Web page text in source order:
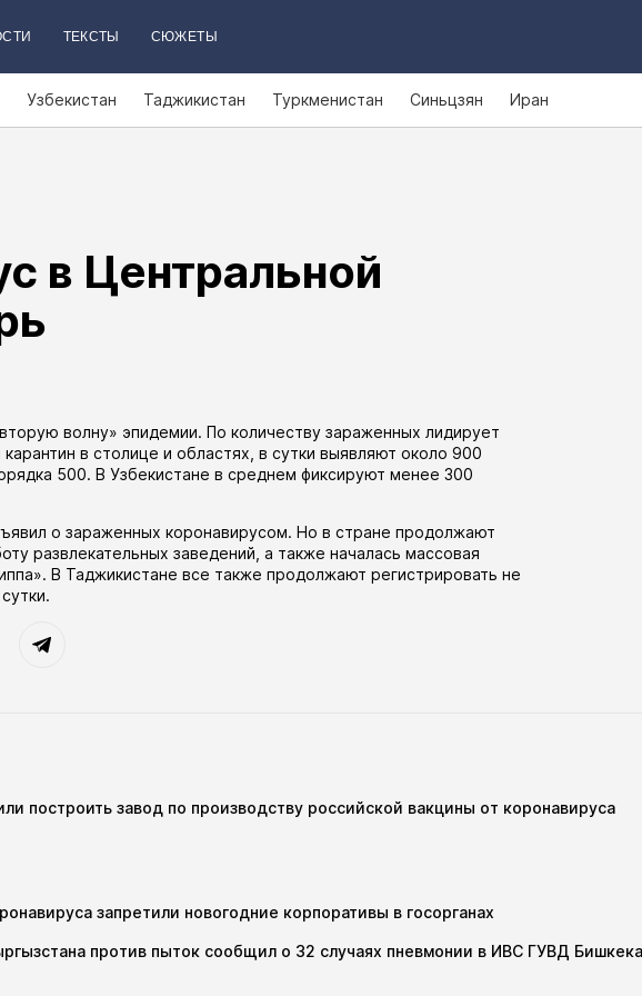
ТЕКСТЫ СЮЖЕТЫ
Узбекистан Таджикистан Туркменистан Синьцзян Иран
в Центральной
волну» эпидемии. По количеству зараженных лидирует
в столице и областях , в сутки выявляют около 900
500. В Узбекистане в среднем фиксируют менее 300
о зараженных коронавирусом. Но в стране продолжают
развлекательных заведений, а также началась массовая
В Таджикистане все также продолжают регистрировать не
построить завод по производству российской вакцины от коронавируса
запретили новогодние корпоративы в госорганах
против пыток сообщил о 32 случаях пневмонии в ИВС ГУВД Бишкека